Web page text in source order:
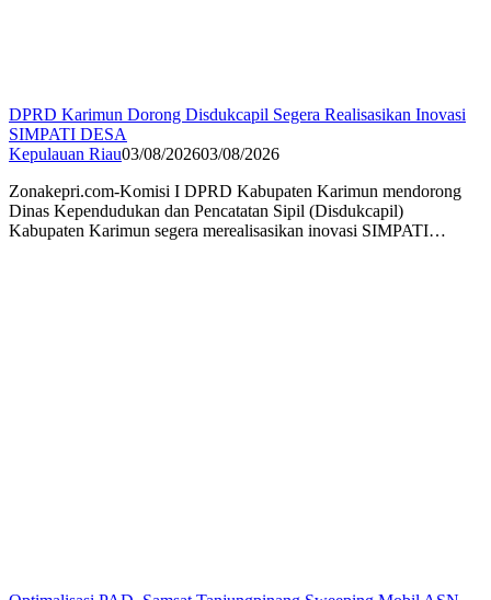
DPRD Karimun Dorong Disdukcapil Segera Realisasikan Inovasi
SIMPATI DESA
Kepulauan Riau03/08/202603/08/2026
Zonakepri.com-Komisi I DPRD Kabupaten Karimun mendorong
Dinas Kependudukan dan Pencatatan Sipil (Disdukcapil)
Kabupaten Karimun segera merealisasikan inovasi SIMPATI…